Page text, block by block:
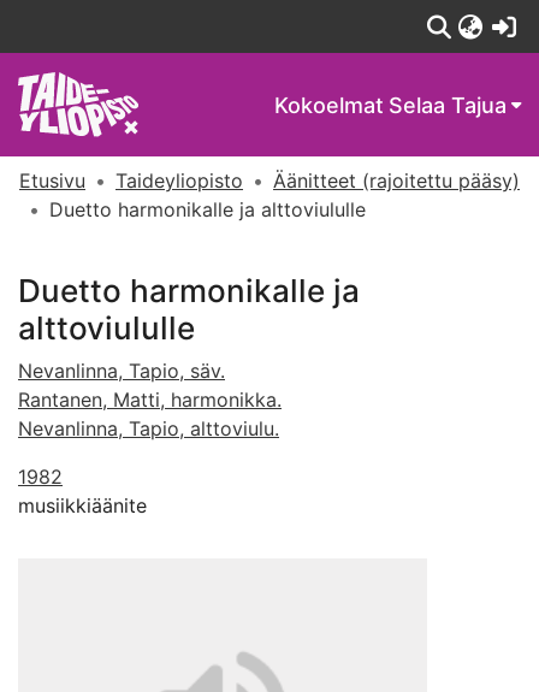
Kokoelmat Selaa Tajua
Etusivu Taideyliopisto
Äänitteet (rajoitettu pääsy)
Duetto harmonikalle ja alttoviululle
Duetto harmonikalle ja
alttoviululle
Nevanlinna, Tapio, säv.
Rantanen, Matti, harmonikka.
Nevanlinna, Tapio, alttoviulu.
1982
musiikkiäänite